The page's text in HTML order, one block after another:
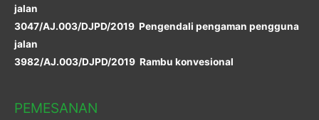
jalan
3047/AJ.003/DJPD/2019 Pengendali pengaman pengguna
jalan
3982/AJ.003/DJPD/2019 Rambu konvesional
PEMESANAN